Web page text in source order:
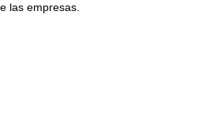
las empresas.